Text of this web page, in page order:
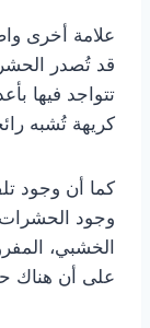
علامة أخرى
قد تُصدر
تتواجد فيها
كريهة تُشبه
كما أن وجود
وجود
الخشبي،
على أن هناك